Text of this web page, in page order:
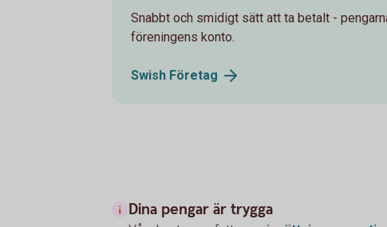
Snabbt och smidigt sätt att ta betalt -
föreningens konto.
Swish Företag
Dina pengar är trygga